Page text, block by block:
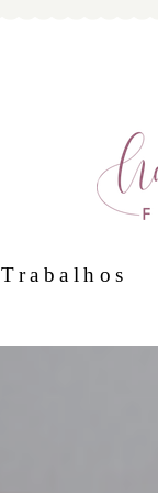
Trabalhos